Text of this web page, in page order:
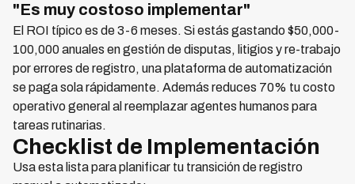
"Es muy costoso implementar"
El ROI típico es de 3-6 meses. Si estás gastando $50,000-
100,000 anuales en gestión de disputas, litigios y re-trabajo
por errores de registro, una plataforma de automatización
se paga sola rápidamente. Además reduces 70% tu costo
operativo general al reemplazar agentes humanos para
tareas rutinarias.
Checklist de Implementación
Usa esta lista para planificar tu transición de registro